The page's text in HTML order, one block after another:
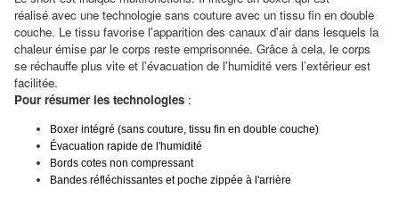
réalisé avec une technologie sans couture avec un tissu fin en double
couche. Le tissu favorise l'apparition des canaux d'air dans lesquels la
chaleur émise par le corps reste emprisonnée. Grâce à cela, le corps
se réchauffe plus vite et l'évacuation de l'humidité vers l’extérieur est
facilitée.
Pour résumer les technologies :
Boxer intégré (sans couture, tissu fin en double couche)
Évacuation rapide de l'humidité
Bords cotes non compressant
Bandes réfléchissantes et poche zippée à l'arrière